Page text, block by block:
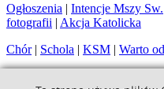
Ogłoszenia | Intencje Mszy Sw.
fotografii | Akcja Katolicka
Chór| Schola | KSM | Warto